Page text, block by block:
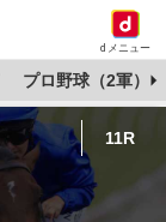
dメニュー
プロ野球（2軍）
11R